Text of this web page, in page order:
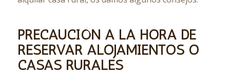
PRECAUCIÓN A LA HORA DE
RESERVAR ALOJAMIENTOS O
CASAS RURALES